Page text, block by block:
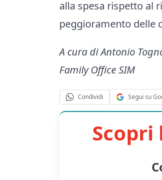
alla spesa rispetto al
peggioramento delle
A cura di Antonio
Family Office SIM
Condividi Segui su